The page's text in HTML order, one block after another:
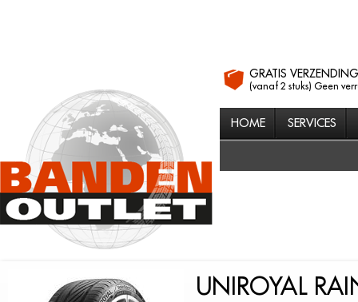
GRATIS VERZENDING
(vanaf 2 stuks) Geen
HOME SERVICES
UNIROYAL